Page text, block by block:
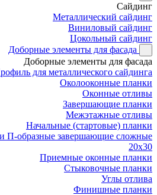
Сайдинг
Металлический сайдинг
Виниловый сайдинг
Цокольный сайдинг
Доборные элементы для фасада
Доборные элементы для фасада
для металлического сайдинга
Околооконные планки
Оконные отливы
Завершающие планки
Межэтажные отливы
Начальные (стартовые) планки
П-образные завершающие сложные
20x30
Приемные оконные планки
Стыковочные планки
Углы отлива
Финишные планки